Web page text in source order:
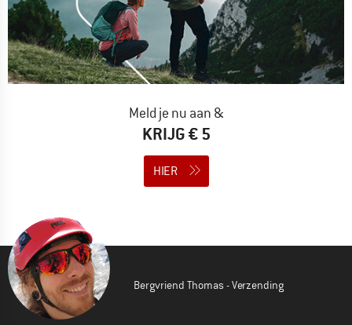
Meld je nu aan &
KRIJG € 5
HIER
Bergvriend Thomas - Verzending